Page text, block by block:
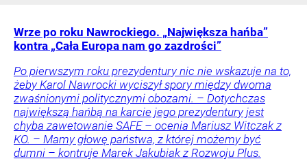
Wrze po roku Nawrockiego. „Największa hańba”
kontra „Cała Europa nam go zazdrości”
Po pierwszym roku prezydentury nic nie wskazuje na to,
żeby Karol Nawrocki wyciszył spory między dwoma
zwaśnionymi politycznymi obozami. – Dotychczas
największą hańbą na karcie jego prezydentury jest
chyba zawetowanie SAFE – ocenia Mariusz Witczak z
KO. – Mamy głowę państwa, z której możemy być
dumni – kontruje Marek Jakubiak z Rozwoju Plus.